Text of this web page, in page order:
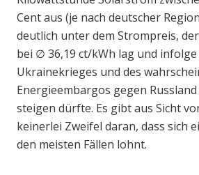
Cent aus (je nach deutscher
deutlich unter dem Strompreis,
bei ∅ 36,19 ct/kWh lag und infolge
Ukrainekrieges und des
Energieembargos gegen
steigen dürfte. Es gibt aus Sicht
keinerlei Zweifel daran, dass sich
den meisten Fällen lohnt.